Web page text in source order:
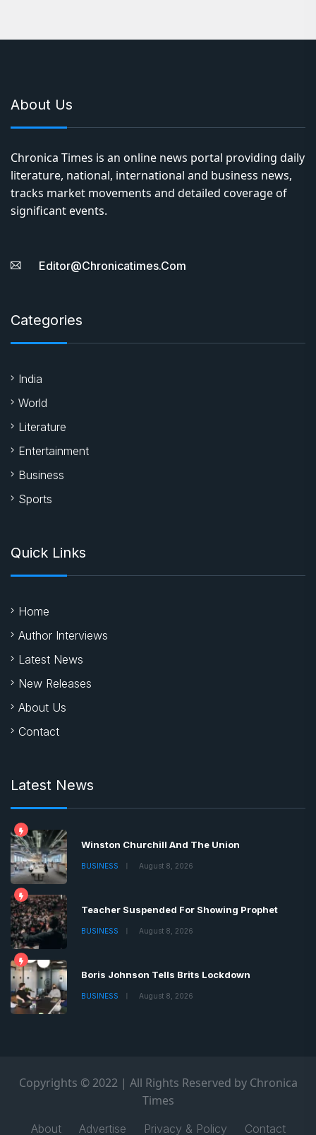
About Us
Chronica Times is an online news portal providing daily
literature, national, international and business news,
tracks market movements and detailed coverage of
significant events.
Editor@chronicatimes.com
Categories
India
World
Literature
Entertainment
Business
Sports
Quick Links
Home
Author Interviews
Latest News
New Releases
About Us
Contact
Latest News
Winston Churchill And The Union
BUSINESS August 8, 2026
Teacher Suspended For Showing Prophet
BUSINESS August 8, 2026
Boris Johnson Tells Brits Lockdown
BUSINESS August 8, 2026
Copyrights © 2022 | All Rights Reserved by Chronica
Times
About Advertise Privacy & Policy Contact